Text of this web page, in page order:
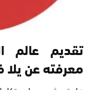
تقديم عالم
معرفته عن